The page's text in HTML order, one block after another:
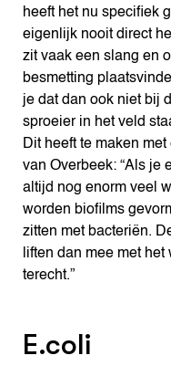
heeft het nu specifiek
eigenlijk nooit direct
zit vaak een slang en
besmetting
je dat dan ook niet bij
sproeier in het veld
Dit heeft te maken
van Overbeek: “Als je
altijd nog enorm veel
worden biofilms
zitten met bacteriën.
liften dan mee met
terecht.”
E.coli